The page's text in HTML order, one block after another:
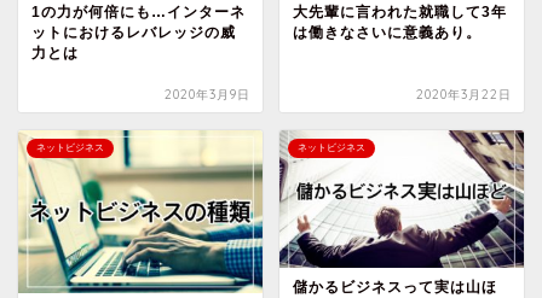
1の力が何倍にも…インターネ
ットにおけるレバレッジの威
力とは
2020年3月9日
大先輩に言われた就職して3年
は働きなさいに意義あり。
2020年3月22日
ネットビジネス ネットビジネス
儲かるビジネスって実は山ほ